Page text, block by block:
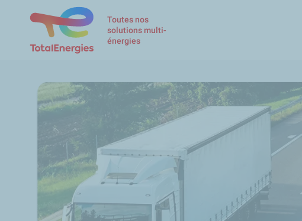
Toutes nos
solutions multi-
énergies